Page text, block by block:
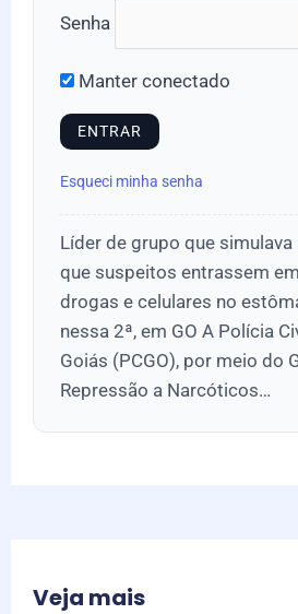
Senha
Manter conectado
Esqueci minha senha
Líder de grupo que
que suspeitos entrassem
drogas e celulares no
nessa 2ª, em GO A Polícia
Goiás (PCGO), por meio do
Repressão a Narcóticos…
Veja mais